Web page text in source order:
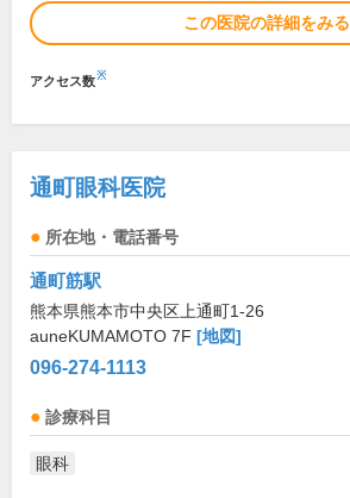
この医院の詳細をみる
アクセス数※
通町眼科医院
所在地・電話番号
通町筋駅
熊本県熊本市中央区上通町1-26
auneKUMAMOTO 7F [地図]
096-274-1113
診療科目
眼科